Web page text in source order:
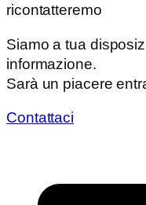
ricontatteremo
Siamo a tua
informazione.
Sarà un piacere
Contattaci